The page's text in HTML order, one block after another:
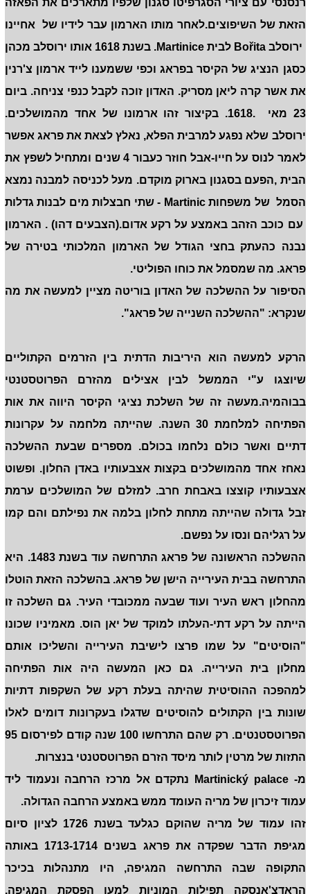
רנסנסי עם ציורי הסגרפיטו סגנון שלפיו מתארכים את הפאזה
הזאת של השיפוצים.לאחר מותו הארמון עבר לידיו של אחיינו
ירוסלב Bořita לבית Martinice. בשנת 1618 אותו ירוסלב מכהן
כסגן הנציג של הקיסר בפראג וכפי ששמענו לייד ארמון צ'רנין
את אשר קרה ליאן מסריק. האדון זוכה לקבל כנפי צניחה. ביום
23 מאי .1618. בקיצור זהו ארמונו של אחד מהמושלכים.
ירוסלב שלא נפגע למרבית הפלא, נאלץ לצאת את פראג אפשר
לאמר לנוס על חייו-אבל חוזר כעבור 4 שנים ומתחיל לשפץ את
הבית ,הפעם בסגנון בארוק מוקדם. מעל לכניסה למבנה נמצא
הסמל של משפחות Martinic - שתי חבצלות מים לבנות גדלות
עם כוכב הזהב באמצע על רקע אדום.(הצבעים דהו) . הארמון
נבנה כהעתק בחצי הגודל של הארמון המלכותי בטירה של
פראג. מה שמסמל את כוחו הפוליטי.
הסיפור על ההשלכה של האדון בוריטה מציין למעשה את מה
שנקרא: "ההשלכה השנייה של פראג".
הרקע למעשה הוא היריבות הדתית בין הזרמים הקתוליים
שיוצגו ע"י הממשל לבין אצילים מהזרם הפרוטסטנטי
בבוהמיה.מעשה זה של השלכת נציגי הקיסר היווה את אות
הפתיחה למלחמת 30 השנה. שהייתה מלחמה על עקרונות
דתיים ואשר כולם נלחמו בכולם. מספרים שבעת ההשלכה
נאחז אחד מהמושלכים בקצות אצבעותיו באדן החלון. ופשוט
אצבעותיו קוצצו באבחת חרב. למזלם של המושלכים ערמת
זבל גדולה שהייתה מתחת לחלון בלמה את נפילתם והם קמו
על רגליהם ונסו על נפשם.
ההשלכה הראשונה של פראג התרחשה עוד בשנת 1483. היא
התרחשה בבית העירייה הישן של פראג. בהשלכה הזאת הוטלו
מהחלון ראש העיר ועוד שבעה ממכובדי העיר. גם השלכה זו
הייתה על רקע דתי-העלתו למוקד של יאן הוס. מאמיניו שכונו
"הוסיטים" על שמו פרצו לישיבת העירייה והשליכו אותם
מחלון בית העירייה. גם כאן המעשה היה אות הפתיחה
למהפכה ההוסיטית שהיתה בעלת רקע של השקפות דתיות
שונות בין הקתולים להוסיטים שדגלו בעקרונות דומים לאלו
הפרוטסטנטים. רק שהם התרחשו 100 שנה קודם לפירסום 95
התזות של מרטין לותר מיסד הזרם הפרוטסטנטי בנצרות.
מ- Martinický palace נתקדם אל מרכז הרחבה ונעמוד ליד
עמוד זיכרון של מריה העומד ממש באמצע הרחבה הגדולה.
זהו עמוד של מריה שהוקם כגלעד בשנת 1726 לציון סיום
מגיפת הדבר שפקדה את פראג בשנים 1713-1714 באותה
התקופה שבה התרחשה המגיפה, היו מתנהלות בכיכר
הראדצ'אנסקה תפילות המוניות למען הפסקת המגיפה.